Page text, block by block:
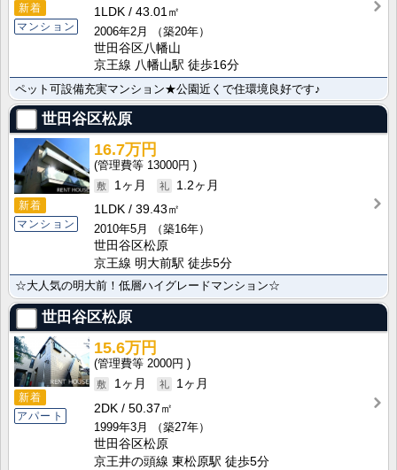
新着
マンション
1LDK
43.01㎡
2006年2月
（築20年）
世田谷区八幡山
京王線 八幡山駅 徒歩16分
ペット可設備充実マンション★公園近くで住環境良好です♪
世田谷区松原
新着
マンション
16.7万円
13000円
1ヶ月
1.2ヶ月
1LDK
39.43㎡
2010年5月
（築16年）
世田谷区松原
京王線 明大前駅 徒歩5分
☆大人気の明大前！低層ハイグレードマンション☆
世田谷区松原
新着
アパート
15.6万円
2000円
1ヶ月
1ヶ月
2DK
50.37㎡
1999年3月
（築27年）
世田谷区松原
京王井の頭線 東松原駅 徒歩5分